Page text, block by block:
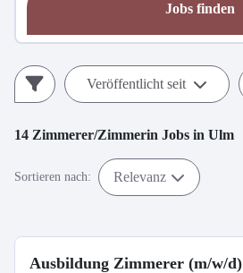
Jobs finden
Veröffentlicht seit
14 Zimmerer/Zimmerin Jobs in Ulm
Sortieren nach: Relevanz
Ausbildung Zimmerer (m/w/d)